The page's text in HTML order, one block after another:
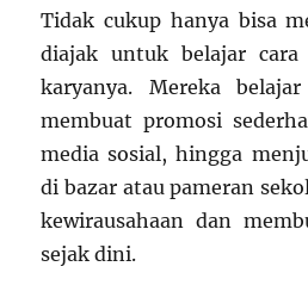
Tidak cukup hanya bisa
diajak untuk belajar cara
karyanya. Mereka
membuat promosi
media sosial, hingga
di bazar atau pameran
kewirausahaan dan
sejak dini.